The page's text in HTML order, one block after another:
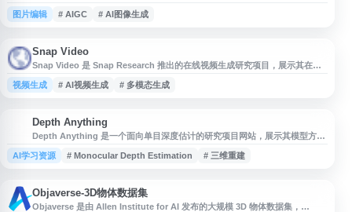
人物服装替换与虚拟试穿方向的生成式视觉技术。网站提供项目介绍、示例效
果及相关资料入口，适合关注 AI 图像生成、视频生成、虚拟换装、AIGC 应
图片编辑 # AIGC # AI图像生成
Snap Video
Snap Video 是 Snap Research 推出的在线视频生成研究项目，展示其在文
本生成视频、视频编辑与多模态生成方向的最新成果。网站提供项目介绍、模
型效果演示、示例视频与相关研究信息，适合关注 AI 视频生成、生成式人工
视频生成 # AI视频生成 # 多模态生成
Depth Anything
Depth Anything 是一个面向单目深度估计的研究项目网站，展示其模型方
法、效果示例、论文与相关资源。该项目关注从单张图像中预测场景深度，可
用于计算机视觉、三维重建、机器人感知、自动驾驶和图像理解等方向的技术
AI学习资源 # Monocular Depth Estimation # 三维重建
Objaverse-3D物体数据集
Objaverse 是由 Allen Institute for AI 发布的大规模 3D 物体数据集，